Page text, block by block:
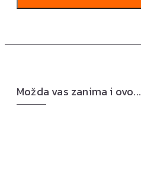
Možda vas zanima i ovo...